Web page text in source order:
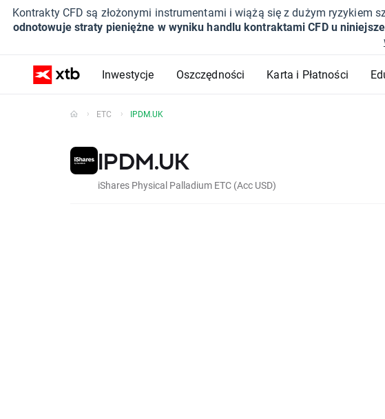
Kontrakty CFD są złożonymi instrumentami i wiążą się z dużym
odnotowuje straty pieniężne w wyniku handlu kontraktami CFD u
Inwestycje Oszczędności Karta i Płatności
ETC IPDM.UK
IPDM.UK
iShares Physical Palladium ETC (Acc USD)